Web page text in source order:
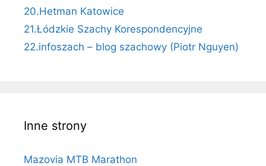
20.Hetman Katowice
21.Łódzkie Szachy Korespondencyjne
22.infoszach – blog szachowy (Piotr Nguyen)
Inne strony
Mazovia MTB Marathon